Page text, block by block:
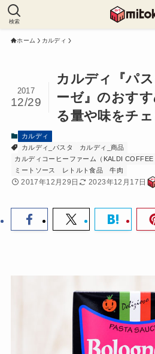
検索
ホーム カルディ
カルディ『パ
ーゼ』のおす
る量や味をチェ
2017
12/29
カルディ
カルディ_パスタ
カルディ_商品
カルディコーヒーファーム（KALDI COFFEE
ミートソース
レトルト食品 牛肉
2017年12月29日 2023年12月17日